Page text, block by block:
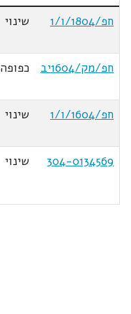
חפ/1804/ו/1
שינוי
חפ/מק/1604יב
כפופה
חפ/1604/ו/1
שינוי
304-0134569
שינוי